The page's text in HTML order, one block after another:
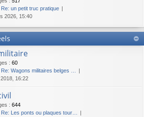
Re: un petit truc pratique
2026, 15:40
: 60
Re: Wagons militaires belges …
2018, 16:22
: 644
Re: Les ponts ou plaques tour…